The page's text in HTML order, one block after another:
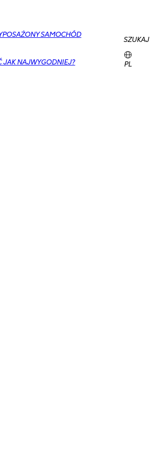
SAMOCHÓD
JAK NAJWYGODNIEJ?
SZUKAJ
PL